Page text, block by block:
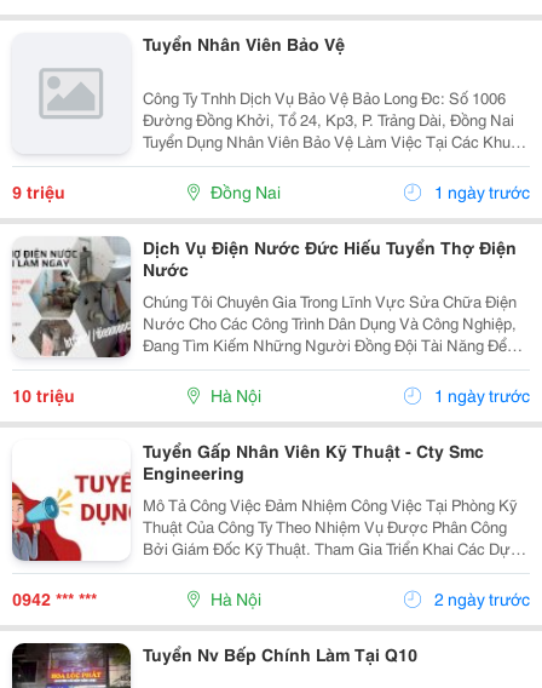
Tuyển Nhân Viên Bảo Vệ
Công Ty Tnhh Dịch Vụ Bảo Vệ Bảo Long Đc: Số 1006
Đường Đồng Khởi, Tổ 24, Kp3, P. Trảng Dài, Đồng Nai
Tuyển Dụng Nhân Viên Bảo Vệ Làm Việc Tại Các Khu
Vực : 1. Khu Vực Nhơn Trạch 2. Kcn Amata- Biên Hoà 2
9 triệu Đồng Nai 1 ngày trước
Dịch Vụ Điện Nước Đức Hiếu Tuyển Thợ Điện
Nước
Chúng Tôi Chuyên Gia Trong Lĩnh Vực Sửa Chữa Điện
Nước Cho Các Công Trình Dân Dụng Và Công Nghiệp,
Đang Tìm Kiếm Những Người Đồng Đội Tài Năng Để
Cùng Nhau Kiến Tạo Hoàn Thiện Cho Những Công Trình
Chất Lượng, An Toàn Và Bền Vững. Dịch Vụ Điện...
10 triệu Hà Nội 1 ngày trước
Tuyển Gấp Nhân Viên Kỹ Thuật - Cty Smc
Engineering
Mô Tả Công Việc Đảm Nhiệm Công Việc Tại Phòng Kỹ
Thuật Của Công Ty Theo Nhiệm Vụ Được Phân Công
Bởi Giám Đốc Kỹ Thuật. Tham Gia Triển Khai Các Dự
Án Của Công Ty Trong Việc Cung Cấp, Lắp Đặt Thiết Bị,
Máy Móc, Hệ Thống Thiết Bị Giặt Là, Hệ Thống...
0942 *** *** Hà Nội 2 ngày trước
Tuyển Nv Bếp Chính Làm Tại Q10